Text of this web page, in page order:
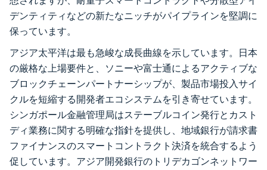
デンティティなどの新たなニッチがパイプラインを堅調に
保っています。
アジア太平洋は最も急峻な成長曲線を示しています。日本
の厳格な上場要件と、ソニーや富士通によるアクティブな
ブロックチェーンパートナーシップが、製品市場投入サイ
クルを短縮する開発者エコシステムを引き寄せています。
シンガポール金融管理局はステーブルコイン発行とカスト
ディ業務に関する明確な指針を提供し、地域銀行が請求書
ファイナンスのスマートコントラクト決済を統合するよう
促しています。アジア開発銀行のトリデカゴンネットワー